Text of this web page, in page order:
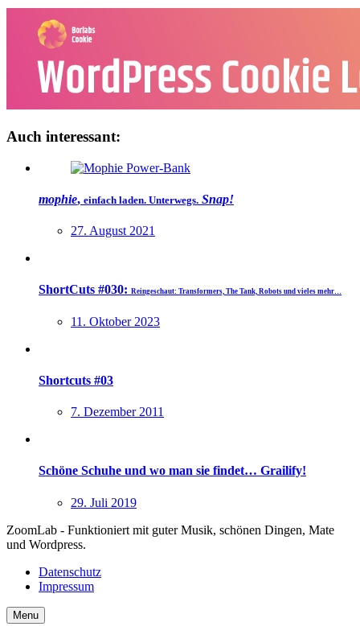
Auch interessant:
mophie, einfach laden. Unterwegs. Snap!
27. August 2021
ShortCuts #030: Reingeschaut: Transformers, The Tank, Robots und vieles mehr…
11. Oktober 2023
Shortcuts #03
7. Dezember 2011
Schöne Schuhe und wo man sie findet… Grailify!
29. Juli 2019
ZoomLab - Funktioniert mit guter Musik, schönen Dingen, Mate
und Wordpress.
Datenschutz
Impressum
Menu